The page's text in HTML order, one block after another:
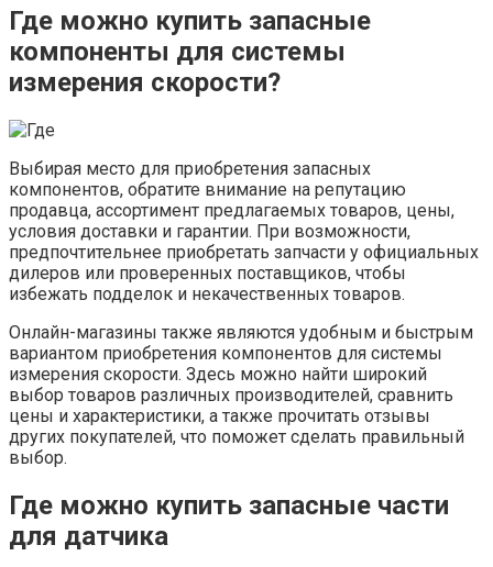
Где можно купить запасные
компоненты для системы
измерения скорости?
Выбирая место для приобретения запасных
компонентов, обратите внимание на репутацию
продавца, ассортимент предлагаемых товаров, цены,
условия доставки и гарантии. При возможности,
предпочтительнее приобретать запчасти у официальных
дилеров или проверенных поставщиков, чтобы
избежать подделок и некачественных товаров.
Онлайн-магазины также являются удобным и быстрым
вариантом приобретения компонентов для системы
измерения скорости. Здесь можно найти широкий
выбор товаров различных производителей, сравнить
цены и характеристики, а также прочитать отзывы
других покупателей, что поможет сделать правильный
выбор.
Где можно купить запасные части
для датчика